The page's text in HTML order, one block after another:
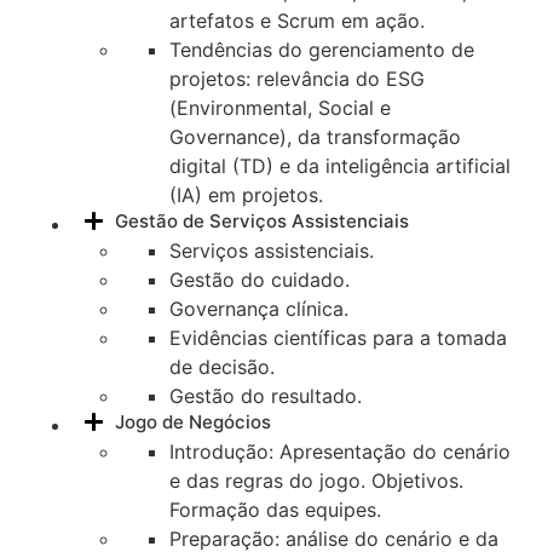
artefatos e Scrum em ação.
Tendências do gerenciamento de
projetos: relevância do ESG
(Environmental, Social e
Governance), da transformação
digital (TD) e da inteligência artificial
(IA) em projetos.
Gestão de Serviços Assistenciais
Serviços assistenciais.
Gestão do cuidado.
Governança clínica.
Evidências científicas para a tomada
de decisão.
Gestão do resultado.
Jogo de Negócios
Introdução: Apresentação do cenário
e das regras do jogo. Objetivos.
Formação das equipes.
Preparação: análise do cenário e da